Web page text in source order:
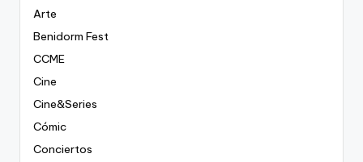
Arte
Benidorm Fest
CCME
Cine
Cine&Series
Cómic
Conciertos